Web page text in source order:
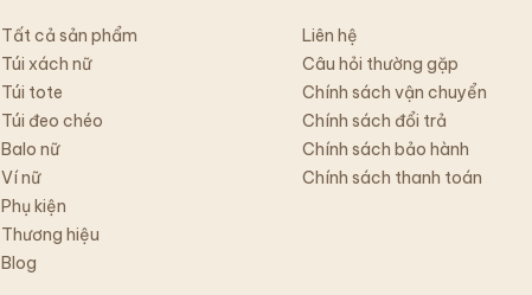
Tất cả sản phẩm
Túi xách nữ
Túi tote
Túi đeo chéo
Balo nữ
Ví nữ
Phụ kiện
Thương hiệu
Blog
Liên hệ
Câu hỏi thường gặp
Chính sách vận chuyển
Chính sách đổi trả
Chính sách bảo hành
Chính sách thanh toán